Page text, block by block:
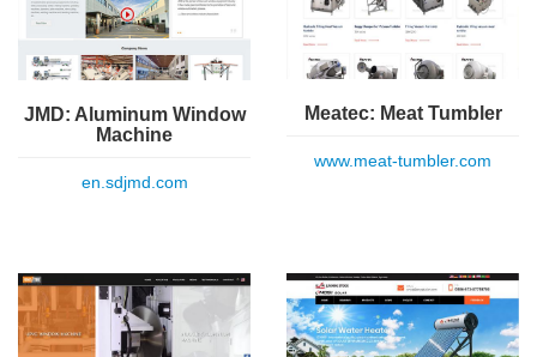
JMD: Aluminum Window
Machine
en.sdjmd.com
Meatec: Meat Tumbler
www.meat-tumbler.com